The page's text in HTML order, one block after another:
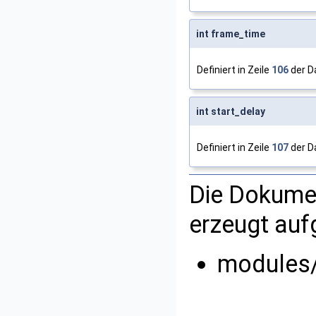
int frame_time
Definiert in Zeile 106der
int start_delay
Definiert in Zeile 107der
Die
erzeugt